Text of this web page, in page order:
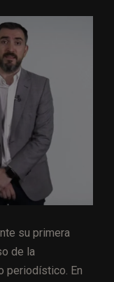
su primera
de la
periodístico. En